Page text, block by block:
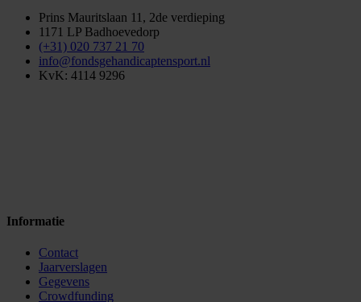
Prins Mauritslaan 11, 2de verdieping
1171 LP Badhoevedorp
(+31) 020 737 21 70
info@fondsgehandicaptensport.nl
KvK: 4114 9296
Informatie
Contact
Jaarverslagen
Gegevens
Crowdfunding